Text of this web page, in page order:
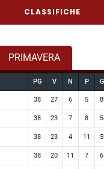
CLASSIFICHE
PRIMAVERA
PG V N P
38 27 6 5
38 23 7 8
38 23 4 11
38 20 11 7